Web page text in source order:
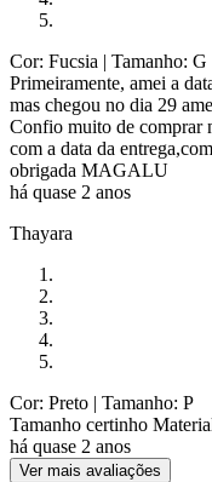
Cor: Fucsia | Tamanho: G
Primeiramente, amei a
mas chegou no dia 29
Confio muito de comprar
com a data da
obrigada MAGALU
há quase 2 anos
Thayara
Cor: Preto | Tamanho: P
Tamanho certinho
há quase 2 anos
Ver mais avaliações